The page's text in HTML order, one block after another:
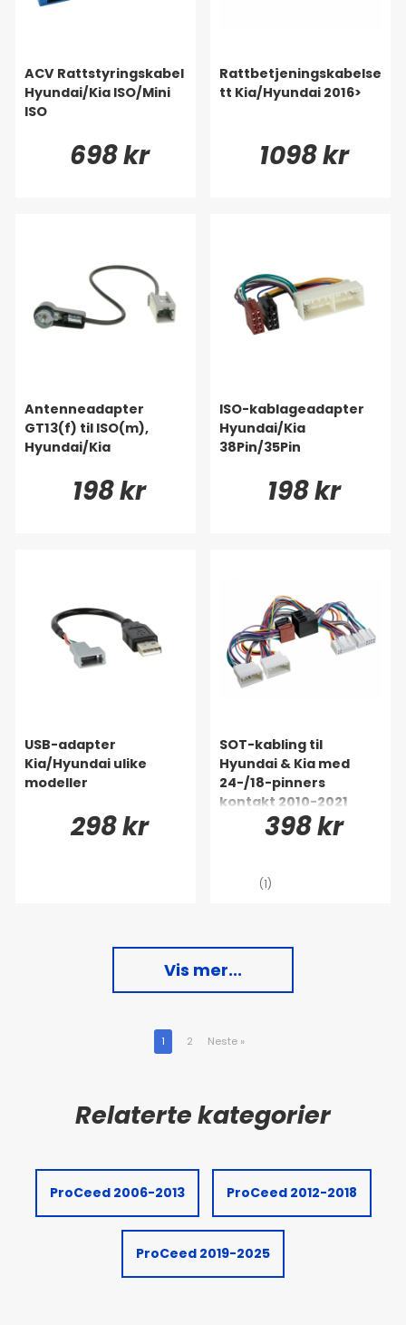
ACV Rattstyringskabel
Hyundai/Kia ISO/Mini
ISO
698 kr
Rattbetjeningskabelse
tt Kia/Hyundai 2016>
1098 kr
Antenneadapter
GT13(f) til ISO(m),
Hyundai/Kia
198 kr
ISO-kablageadapter
Hyundai/Kia
38Pin/35Pin
198 kr
USB-adapter
Kia/Hyundai ulike
modeller
298 kr
SOT-kabling til
Hyundai & Kia med
24-/18-pinners
kontakt 2010-2021
398 kr
(1)
Vis mer...
1 2 Neste »
ProCeed 2006-2013 ProCeed 2012-2018
ProCeed 2019-2025